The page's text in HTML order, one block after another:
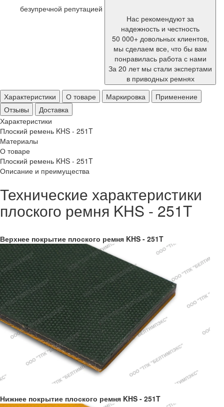
безупречной репутацией
Нас рекомендуют за
надежность и честность
50 000+ довольных клиентов,
мы сделаем все, что бы вам
понравилась работа с нами
За 20 лет мы стали экспертами
в приводных ремнях
Характеристики
О товаре Маркировка
Применение
Отзывы
Доставка
Характеристики
Плоский ремень KHS - 251T
Материалы
О товаре
Плоский ремень KHS - 251T
Описание и преимущества
Технические характеристики
плоского ремня KHS - 251T
Верхнее покрытие плоского ремня KHS - 251T
Нижнее покрытие плоского ремня KHS - 251T